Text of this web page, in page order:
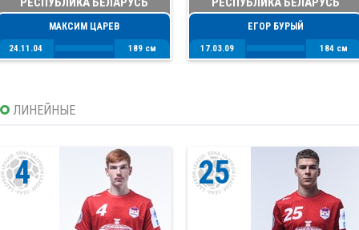
МАКСИМ ЦАРЕВ
24.11.04 189 см
ЕГОР БУРЫЙ
17.03.09 184 см
ЛИНЕЙНЫЕ
4 25